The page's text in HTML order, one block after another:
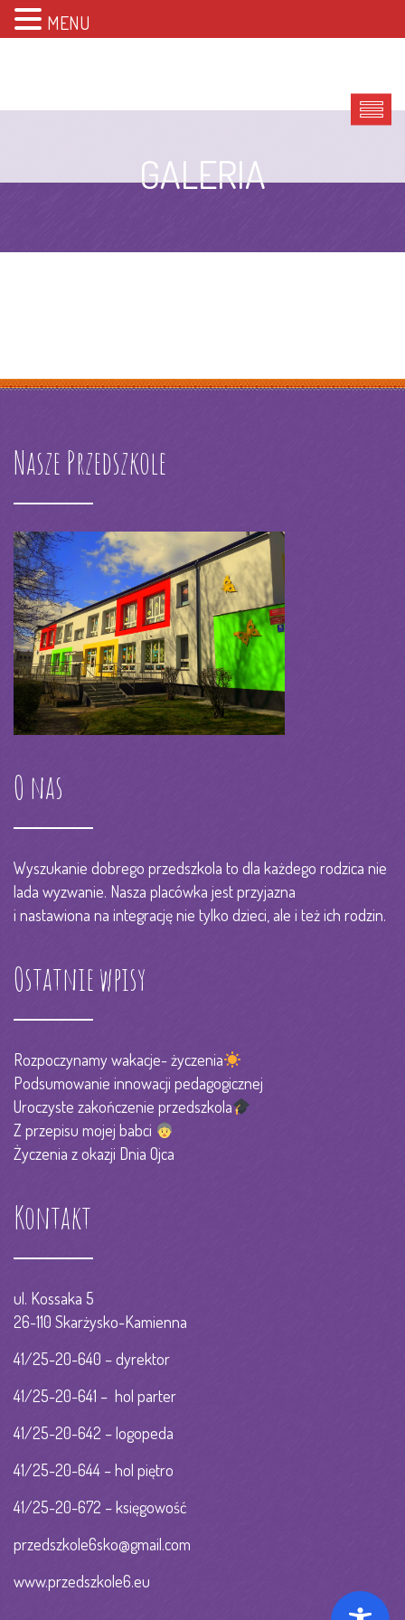
GALERIA
Nasze Przedszkole
O nas
Wyszukanie dobrego przedszkola to dla każdego rodzica nie
lada wyzwanie. Nasza placówka jest przyjazna
i nastawiona na integrację nie tylko dzieci, ale i też ich rodzin.
Ostatnie wpisy
Rozpoczynamy wakacje- życzenia
Podsumowanie innowacji pedagogicznej
Uroczyste zakończenie przedszkola
Z przepisu mojej babci
Życzenia z okazji Dnia Ojca
Kontakt
ul. Kossaka 5
26-110 Skarżysko-Kamienna
41/25-20-640 – dyrektor
41/25-20-641 – hol parter
41/25-20-642 – logopeda
41/25-20-644 – hol piętro
41/25-20-672 – księgowość
przedszkole6sko@gmail.com
www.przedszkole6.eu
MENU